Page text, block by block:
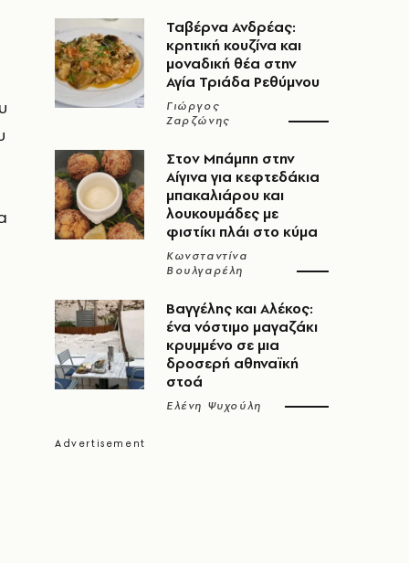
Ταβέρνα Ανδρέας:
κρητική κουζίνα και
μοναδική θέα στην
Αγία Τριάδα Ρεθύμνου
Γιώργος
Ζαρζώνης
Στον Μπάμπη στην
Αίγινα για κεφτεδάκια
μπακαλιάρου και
λουκουμάδες με
φιστίκι πλάι στο κύμα
Κωνσταντίνα
Βουλγαρέλη
Βαγγέλης και Αλέκος:
ένα νόστιμο μαγαζάκι
κρυμμένο σε μια
δροσερή αθηναϊκή
στοά
Ελένη Ψυχούλη